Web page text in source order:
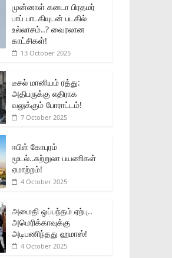
முன்னாள் கனடா பிரதமர்
பாப் பாடகியுடன் படகில்
உல்லாசம்..? வைரலான
காட்சிகள்!
13 October 2025
டீசல் மானியம் ரத்து:
அதிபருக்கு எதிராக
வலுக்கும் போராட்டம்!
7 October 2025
ஈபிள் கோபுரம்
மூடல்..சுற்றுலா பயணிகள்
ஏமாற்றம்!
4 October 2025
அமைதி ஒப்பந்தம் ஏற்பு..
அமெரிக்காவுக்கு
அடிபணிந்தது ஹமாஸ்!
4 October 2025